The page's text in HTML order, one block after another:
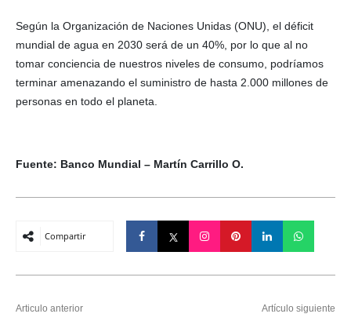
Según la Organización de Naciones Unidas (ONU), el déficit
mundial de agua en 2030 será de un 40%, por lo que al no
tomar conciencia de nuestros niveles de consumo, podríamos
terminar amenazando el suministro de hasta 2.000 millones de
personas en todo el planeta.
Fuente: Banco Mundial – Martín Carrillo O.
Compartir
Articulo anterior Artículo siguiente